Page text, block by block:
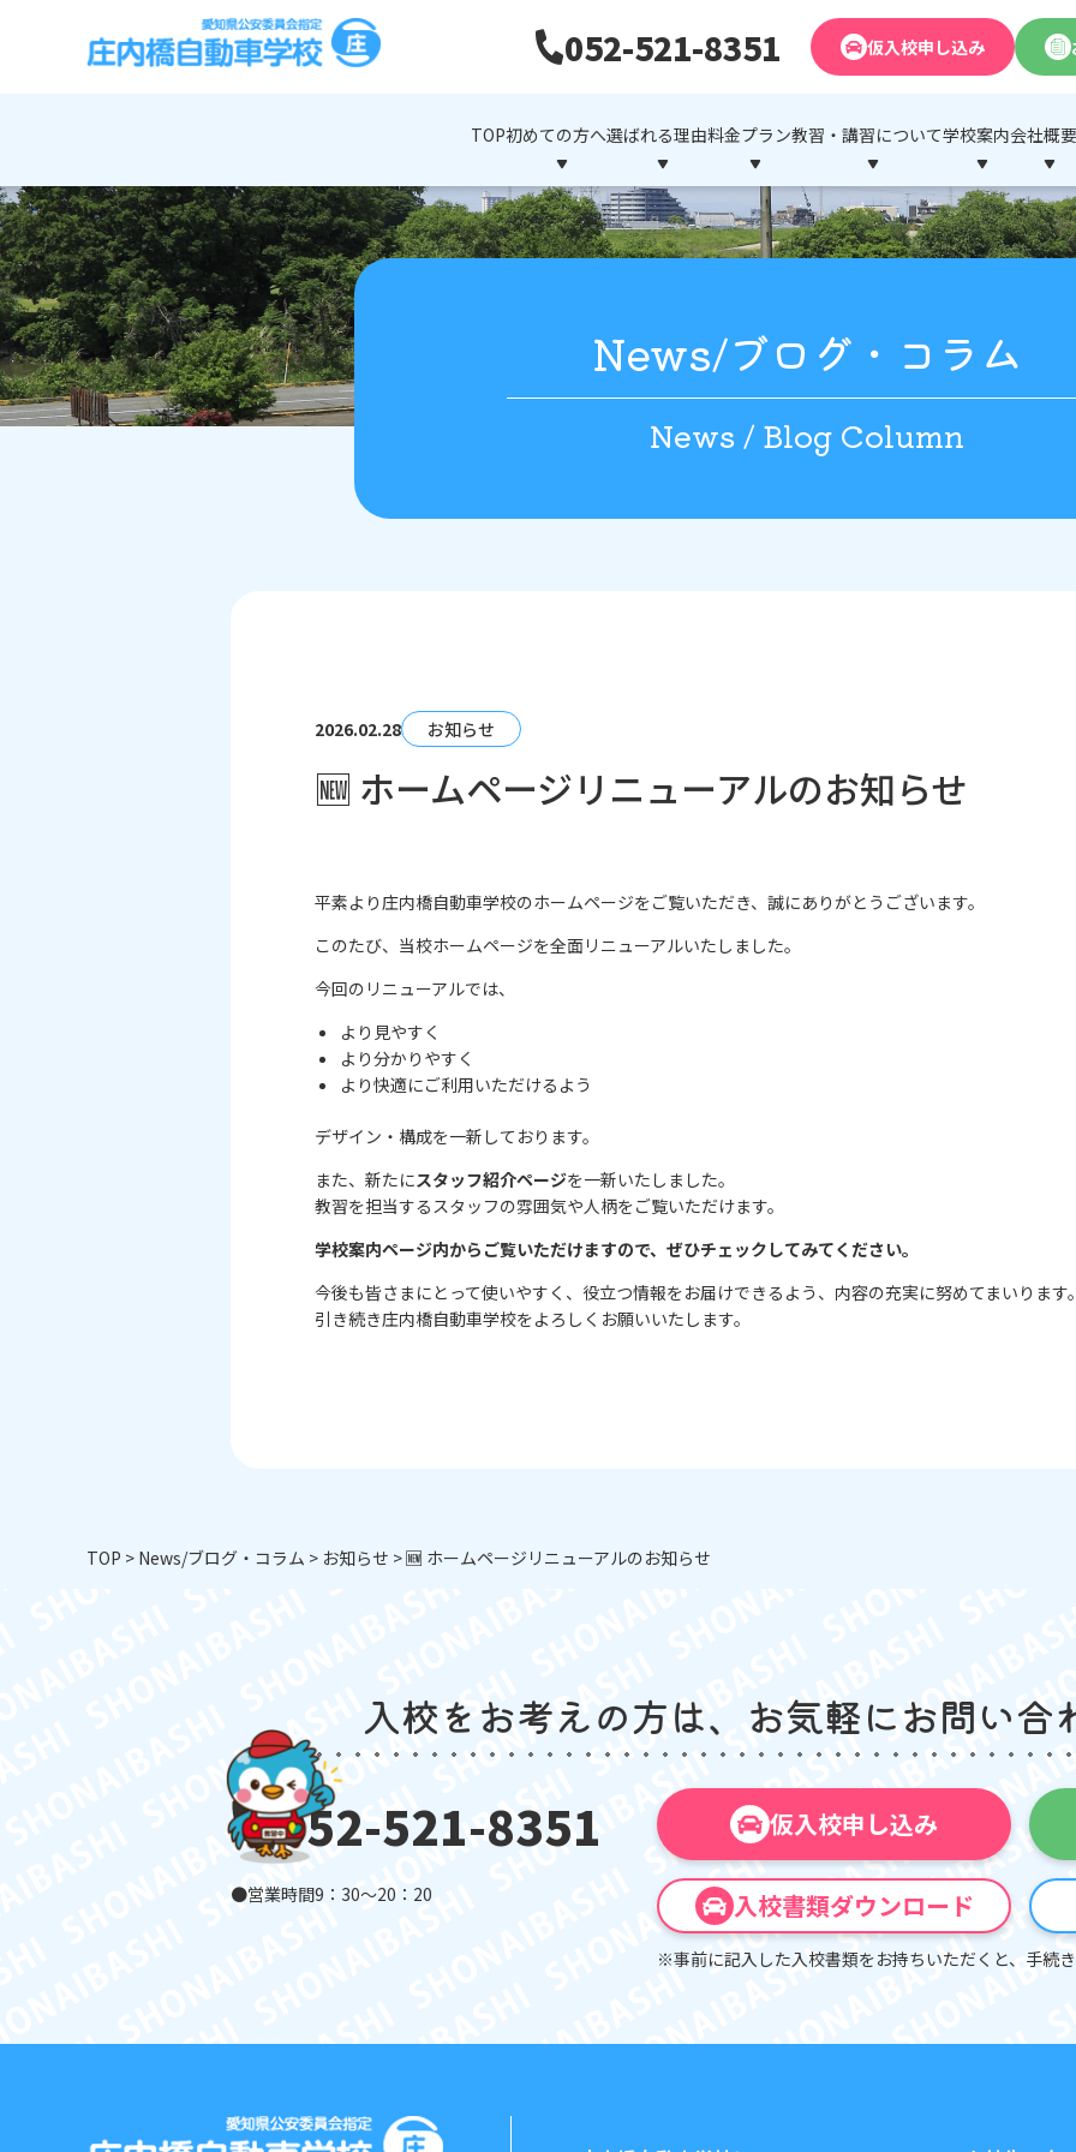
052-521-8351 仮入校申し込み
TOP初めての方へ選ばれる理由料金プラン教習・講習について学校案内会社概要
News/ブログ・コラム
News / Blog Column
TOP > News/ブログ・コラム > お知らせ >🆕 ホームページリニューアルのお知らせ
🆕 ホームページリニューアルのお知らせ
2026.02.28 お知らせ
平素より庄内橋自動車学校のホームページをご覧いただき、誠にありがとうございます。
このたび、当校ホームページを全面リニューアルいたしました。
今回のリニューアルでは、
より見やすく
より分かりやすく
より快適にご利用いただけるよう
デザイン・構成を一新しております。
また、新たにスタッフ紹介ページを一新いたしました。
教習を担当するスタッフの雰囲気や人柄をご覧いただけます。
学校案内ページ内からご覧いただけますので、ぜひチェックしてみてください。
今後も皆さまにとって使いやすく、役立つ情報をお届けできるよう、内容の充実に努めてまいります
引き続き庄内橋自動車学校をよろしくお願いいたします。
入校をお考えの方は、 お気軽にお問い合
052-521-8351
営業時間9：30〜20：20
仮入校申し込み
入校書類ダウンロード
※事前に記入した入校書類をお持ちいただくと、手続